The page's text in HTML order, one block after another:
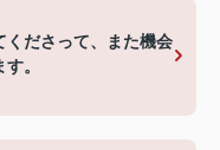
くださって、また機会
。